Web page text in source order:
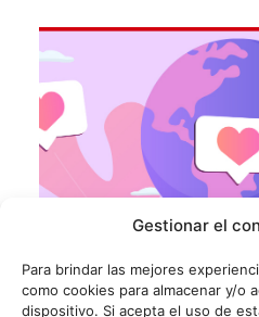
Gestionar el
Para brindar las mejores
como cookies para almacenar y/o
dispositivo. Si acepta el uso de